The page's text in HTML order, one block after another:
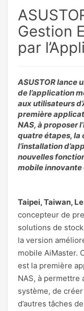
Gestion
par
ASUSTOR lance
de l’application
aux utilisateurs
première
NAS, à proposer
quatre étapes, la
l’installation
nouvelles
mobile innovante
Taipei, Taiwan,
concepteur de
solutions de
la version
mobile AiMaster.
est la première
NAS, à permettre
système, de
d’autres tâches